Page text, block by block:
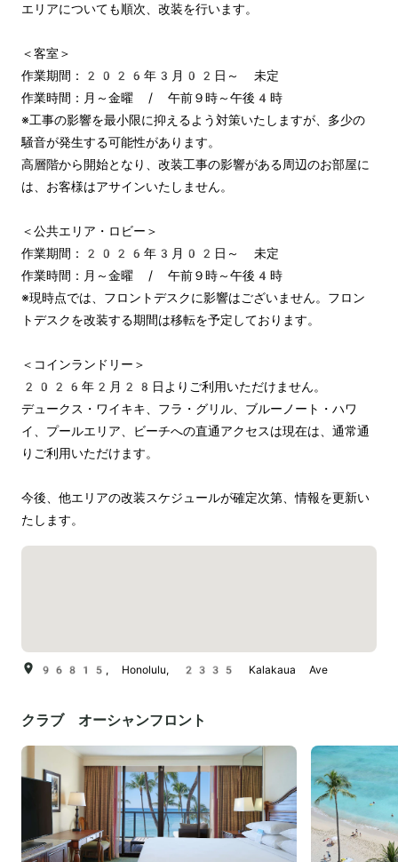
エリアについても順次、改装を行います。
＜客室＞
作業期間：2026年3月02日～ 未定
作業時間：月～金曜 / 午前９時～午後4時
※工事の影響を最小限に抑えるよう対策いたしますが、多少の
騒音が発生する可能性があります。
高層階から開始となり、改装工事の影響がある周辺のお部屋に
は、お客様はアサインいたしません。
＜公共エリア・ロビー＞
作業期間：2026年3月02日～ 未定
作業時間：月～金曜 / 午前９時～午後4時
※現時点では、フロントデスクに影響はございません。フロン
トデスクを改装する期間は移転を予定しております。
＜コインランドリー＞
2026年2月28日よりご利用いただけません。
デュークス・ワイキキ、フラ・グリル、ブルーノート・ハワ
イ、プールエリア、ビーチへの直通アクセスは現在は、通常通
りご利用いただけます。
今後、他エリアの改装スケジュールが確定次第、情報を更新い
たします。
96815, Honolulu, 2335 Kalakaua Ave
クラブ オーシャンフロント